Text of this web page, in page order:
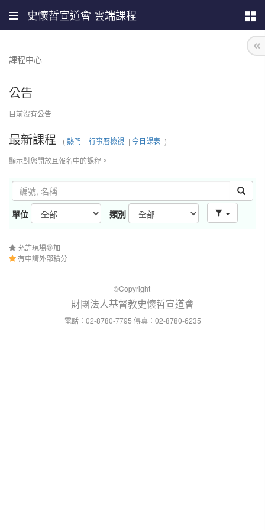
史懷哲宣道會 雲端課程
課程中心
公告
目前沒有公告
最新課程 (熱門 | 行事曆檢視 | 今日課表 )
顯示對您開放且報名中的課程。
單位 類別
允許現場參加
有申請外部積分
©Copyright
財團法人基督教史懷哲宣道會
電話：02-8780-7795 傳真：02-8780-6235